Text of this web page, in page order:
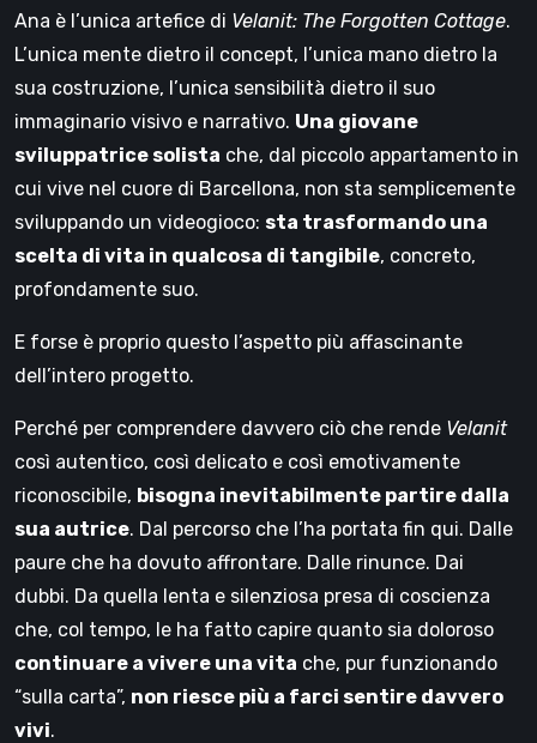
Ana è l’unica artefice di Velanit: The Forgotten Cottage.
L’unica mente dietro il concept, l’unica mano dietro la
sua costruzione, l’unica sensibilità dietro il suo
immaginario visivo e narrativo. Una giovane
sviluppatrice solista che, dal piccolo appartamento in
cui vive nel cuore di Barcellona, non sta semplicemente
sviluppando un videogioco: sta trasformando una
scelta di vita in qualcosa di tangibile, concreto,
profondamente suo.
E forse è proprio questo l’aspetto più affascinante
dell’intero progetto.
Perché per comprendere davvero ciò che rende Velanit
così autentico, così delicato e così emotivamente
riconoscibile, bisogna inevitabilmente partire dalla
sua autrice. Dal percorso che l’ha portata fin qui. Dalle
paure che ha dovuto affrontare. Dalle rinunce. Dai
dubbi. Da quella lenta e silenziosa presa di coscienza
che, col tempo, le ha fatto capire quanto sia doloroso
continuare a vivere una vita che, pur funzionando
“sulla carta”, non riesce più a farci sentire davvero
vivi.